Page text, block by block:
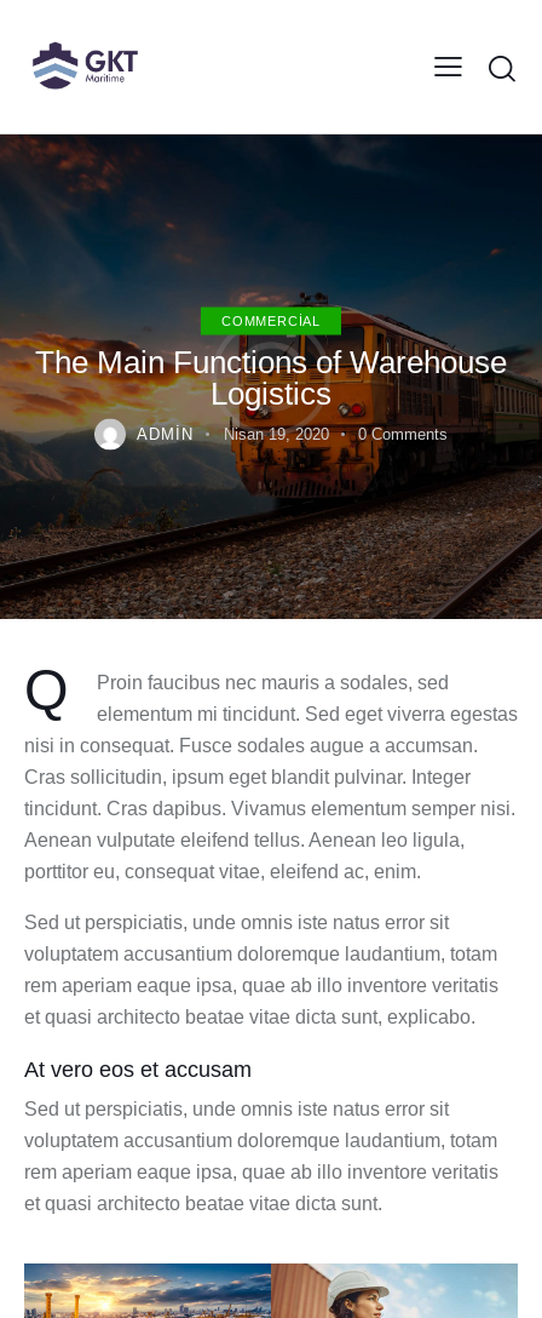
COMMERCIAL
The Main Functions of Warehouse
Logistics
ADMIN Nisan 19, 2020 0 Comments
Q
Proin faucibus nec mauris a sodales, sed
elementum mi tincidunt. Sed eget viverra egestas
nisi in consequat. Fusce sodales augue a accumsan.
Cras sollicitudin, ipsum eget blandit pulvinar. Integer
tincidunt. Cras dapibus. Vivamus elementum semper nisi.
Aenean vulputate eleifend tellus. Aenean leo ligula,
porttitor eu, consequat vitae, eleifend ac, enim.
Sed ut perspiciatis, unde omnis iste natus error sit
voluptatem accusantium doloremque laudantium, totam
rem aperiam eaque ipsa, quae ab illo inventore veritatis
et quasi architecto beatae vitae dicta sunt, explicabo.
At vero eos et accusam
Sed ut perspiciatis, unde omnis iste natus error sit
voluptatem accusantium doloremque laudantium, totam
rem aperiam eaque ipsa, quae ab illo inventore veritatis
et quasi architecto beatae vitae dicta sunt.